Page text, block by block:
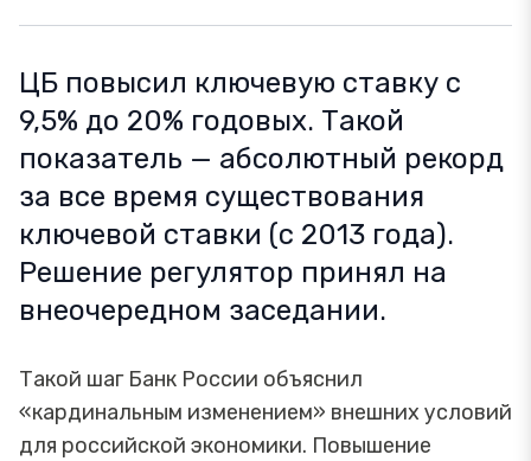
ЦБ повысил ключевую ставку с
9,5% до 20% годовых. Такой
показатель — абсолютный рекорд
за все время существования
ключевой ставки (с 2013 года).
Решение регулятор принял на
внеочередном заседании.
Такой шаг Банк России объяснил
«кардинальным изменением» внешних условий
для российской экономики. Повышение